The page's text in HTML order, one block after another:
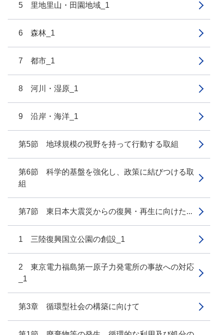
5 里地里山・田園地域_1
6 森林_1
7 都市_1
8 河川・湿原_1
9 沿岸・海洋_1
第5節 地球規模の視野を持って行動する取組
第6節 科学的基盤を強化し、政策に結びつける取
組
第7節 東日本大震災からの復興・再生に向けた...
1 三陸復興国立公園の創設_1
2 東京電力福島第一原子力発電所の事故への対応
_1
第3章 循環型社会の構築に向けて